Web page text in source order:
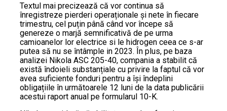
Textul mai precizează că vor continua să
înregistreze pierderi operaționale și nete în fiecare
trimestru, cel puțin până când vor începe să
genereze o marjă semnificativă de pe urma
camioanelor lor electrice si le hidrogen ceea ce s-ar
putea să nu se întâmple in 2023. În plus, pe baza
analizei Nikola ASC 205-40, compania a stabilit că
există îndoieli substanțiale cu privire la faptul că vor
avea suficiente fonduri pentru a își îndeplini
obligațiile în următoarele 12 luni de la data publicării
acestui raport anual pe formularul 10-K.